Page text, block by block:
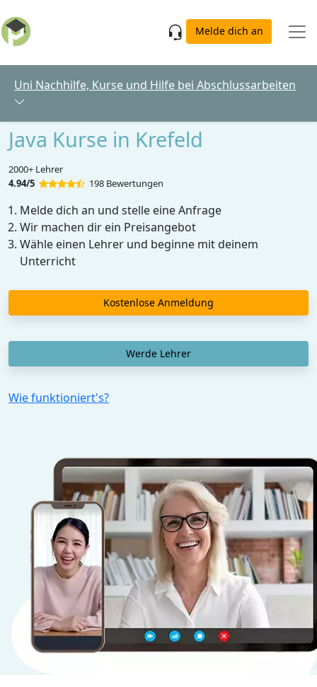
Melde dich an
Uni Nachhilfe, Kurse und Hilfe bei Abschlussarbeiten
Java Kurse in Krefeld
2000+ Lehrer
4.94/5
198 Bewertungen
Melde dich an und stelle eine Anfrage
Wir machen dir ein Preisangebot
Wähle einen Lehrer und beginne mit deinem
Unterricht
Kostenlose Anmeldung
Werde Lehrer
Wie funktioniert's?